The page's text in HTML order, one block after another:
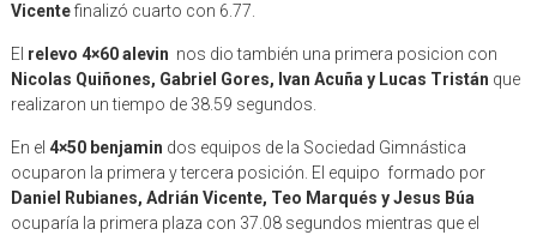
Vicentefinalizó cuarto con 6.77.
El relevo 4×60 alevin nos dio también una primera posicion con
Nicolas Quiñones, Gabriel Gores, Ivan Acuña y Lucas Tristán que
realizaron un tiempo de 38.59 segundos.
En el 4×50 benjamin dos equipos de la Sociedad Gimnástica
ocuparon la primera y tercera posición. El equipo formado por
Daniel Rubianes, Adrián Vicente, Teo Marqués y Jesus Búa
ocuparía la primera plaza con 37.08 segundos mientras que el